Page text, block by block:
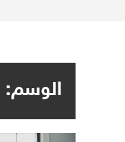
الوسم: